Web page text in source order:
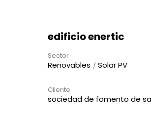
edificio enertic
Sector
Renovables Solar PV
Cliente
sociedad de fomento de